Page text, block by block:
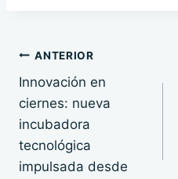
Navegación
de
entradas
ANTERIOR
Innovación en
ciernes: nueva
incubadora
tecnológica
impulsada desde